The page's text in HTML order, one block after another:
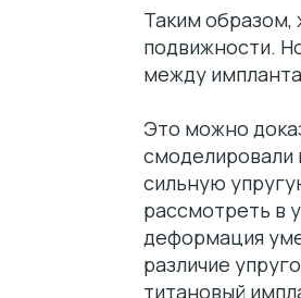
Таким образом,
подвижности.
между
Это можно
смоделировали
сильную
рассмотреть в
деформация
различие
титановый